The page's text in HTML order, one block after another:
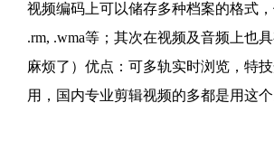
视频编码上可以储存多种档案的格式，
.rm, .wma等；其次在视频及音频上也
麻烦了）优点：可多轨实时浏览，特
用，国内专业剪辑视频的多都是用这